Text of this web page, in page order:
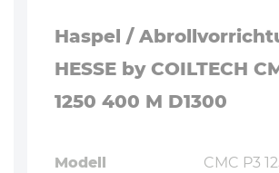
Haspel /
HESSE by COILTECH
1250 400 M D1300
Modell
CMC P3